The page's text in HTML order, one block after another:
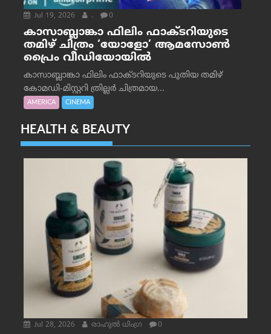
Jul 19, 2026 . 0
കാസാബ്ലാങ്കാ ഫിലിം ഫാക്ടറിയുടെ
തമിഴ് ചിത്രം ‘യോളോ’ ആമസോൺ
പ്രൈം വീഡിയോയിൽ
കാസാബ്ലാങ്കാ ഫിലിം ഫാക്ടറിയുടെ പുതിയ തമിഴ്
കോമഡി-മിസ്റ്ററി ത്രില്ലർ ചിത്രമായ...
AMERICA CINEMA
HEALTH & BEAUTY
Jul 28, 2026 രാഹുല്‍ ധിംഗ്ര 0